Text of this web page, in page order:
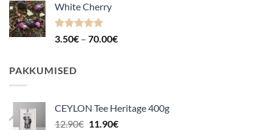
White Cherry
Hinnanguga
3.50€ – 70.00€Hinnavahemik:
PAKKUMISED
CEYLON Tee Heritage 400g
12.90€ Algne
11.90€Praegune